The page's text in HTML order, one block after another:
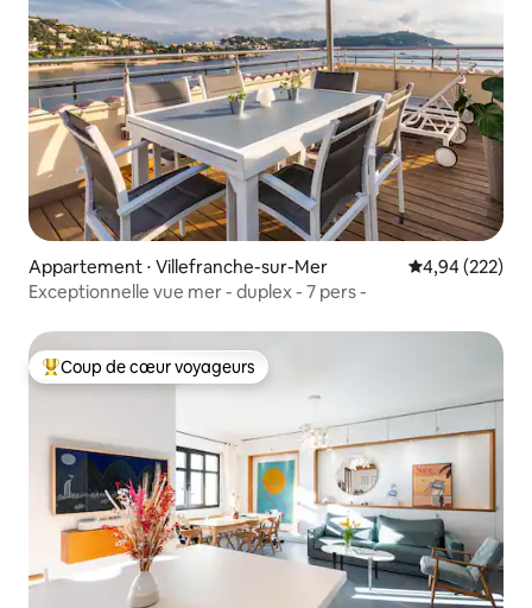
Appartement ⋅ Villefranche-sur-Mer Évaluation
4,94 (222)
Exceptionnelle vue mer - duplex - 7 pers -
Coups de cœur voyageurs les plus appréciés
Coup de cœur voyageurs